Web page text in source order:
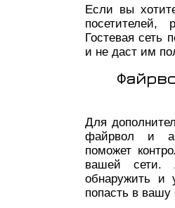
Если вы
посетителей,
Гостевая сеть
и не даст им
Для
файрвол и
поможет
вашей сети.
обнаружить и
попасть в вашу